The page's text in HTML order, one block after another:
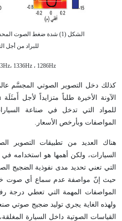
الشكل (1) شدة ضغط الصوت
للبراد من أجل
1781Hz ، 1633Hz، 1336Hz ، 1286Hz.
كذلك دخل التصوير الصوتي المجسَّم
للمواد التي تدخل في صناعة
المواصفات وبأرخص الأسعار.
هناك العديد من تطبيقات التصوير
السيارات، ولكن أهمها هو استخدامه في
التي تعني تحديد مدى نفوذية الضجيج
حيث إنّ مواصفة عدم سماع أي صوت
المواصفات المهمة التي تعطي درجة
ولهذه الغاية يجري توليد ضجيج صوتي
القياسات الصوتية داخل السيارة